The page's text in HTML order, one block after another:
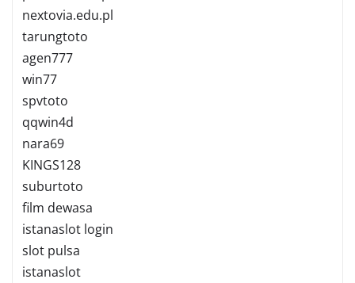
nextovia.edu.pl
tarungtoto
agen777
win77
spvtoto
qqwin4d
nara69
KINGS128
suburtoto
film dewasa
istanaslot login
slot pulsa
istanaslot